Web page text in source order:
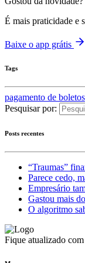
É mais praticidade e
Baixe o app grátis
Tags
pagamento de boletos
Pesquisar por:
Posts recentes
“Traumas”
Parece cedo,
Empresário
Gastou mais
O algoritmo
Fique atualizado